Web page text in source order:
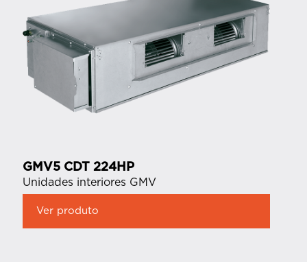
GMV5 CDT 224HP
Unidades interiores GMV
Ver produto